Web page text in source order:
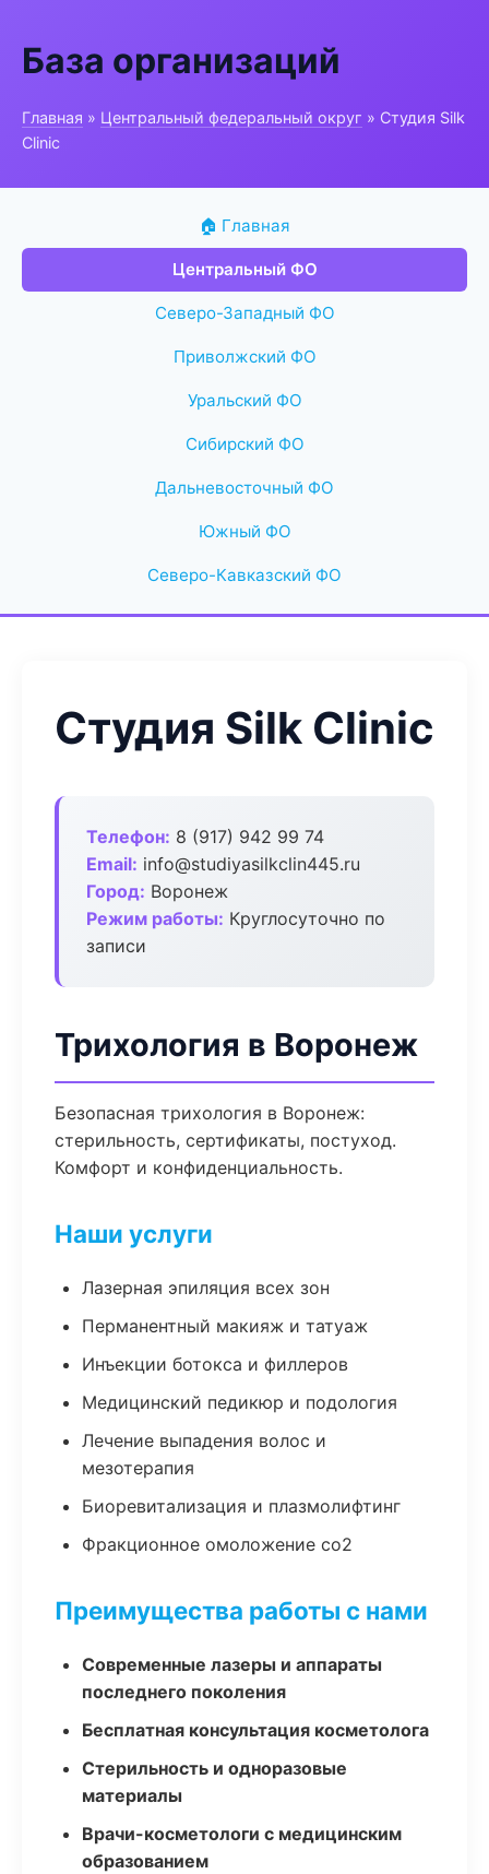
База организаций
Главная » Центральный федеральный округ » Студия Silk
Clinic
🏠 Главная
Центральный ФО
Северо-Западный ФО
Приволжский ФО
Уральский ФО
Сибирский ФО
Дальневосточный ФО
Южный ФО
Северо-Кавказский ФО
Студия Silk Clinic
Телефон: 8 (917) 942 99 74
Email: info@studiyasilkclin445.ru
Город: Воронеж
Режим работы: Круглосуточно по
записи
Трихология в Воронеж
Безопасная трихология в Воронеж:
стерильность, сертификаты, постуход.
Комфорт и конфиденциальность.
Наши услуги
Лазерная эпиляция всех зон
Перманентный макияж и татуаж
Инъекции ботокса и филлеров
Медицинский педикюр и подология
Лечение выпадения волос и
мезотерапия
Биоревитализация и плазмолифтинг
Фракционное омоложение co2
Преимущества работы с нами
Современные лазеры и аппараты
последнего поколения
Бесплатная консультация косметолога
Стерильность и одноразовые
материалы
Врачи-косметологи с медицинским
образованием